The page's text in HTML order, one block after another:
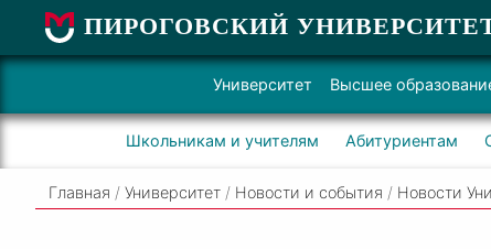
ПИРОГОВСКИЙ
Университет Высшее
Школьникам и учителям Абитуриентам
Главная / Университет / Новости и события / Новости